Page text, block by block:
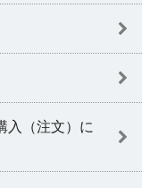
入（注文）に